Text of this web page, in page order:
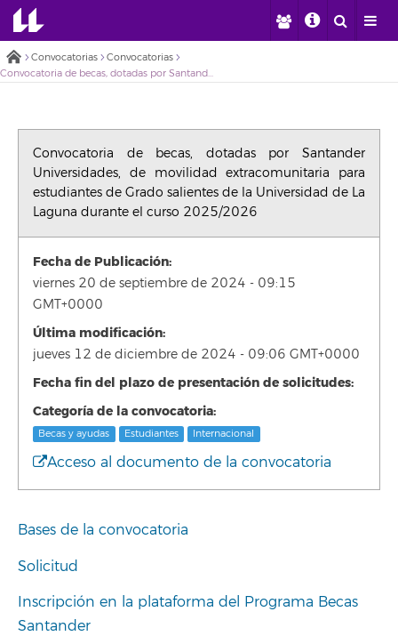
Convocatorias
Convocatorias
Convocatoria de becas, dotadas por Santander Universidades, de movilidad extracomunitaria para estudiantes de Grado salientes de la Universidad de La Laguna durante el curso 2025/2026
Convocatoria de becas, dotadas por Santander
Universidades, de movilidad extracomunitaria para
estudiantes de Grado salientes de la Universidad de La
Laguna durante el curso 2025/2026
Fecha de Publicación:
viernes 20 de septiembre de 2024 - 09:15
GMT+0000
Última modificación:
jueves 12 de diciembre de 2024 - 09:06 GMT+0000
Fecha fin del plazo de presentación de solicitudes:
Categoría de la convocatoria:
Becas y ayudas Estudiantes Internacional
Acceso al documento de la convocatoria
Bases de la convocatoria
Solicitud
Inscripción en la plataforma del Programa Becas
Santander